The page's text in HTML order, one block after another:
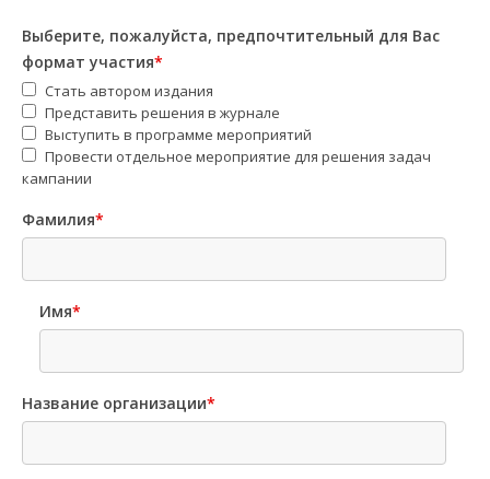
Выберите, пожалуйста, предпочтительный для Вас
формат участия*
Стать автором издания
Представить решения в журнале
Выступить в программе мероприятий
Провести отдельное мероприятие для решения задач
кампании
Фамилия*
Имя*
Название организации*